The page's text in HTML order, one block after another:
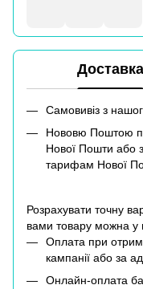
Доставка
Самовивіз з
Нововю Поштою
Нової Пошти або
тарифам Нової
Розрахувати точну
вами товару можна
Оплата при
кампанії або за
Онлайн-оплата